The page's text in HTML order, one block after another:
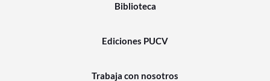
Biblioteca
Ediciones PUCV
Trabaja con nosotros